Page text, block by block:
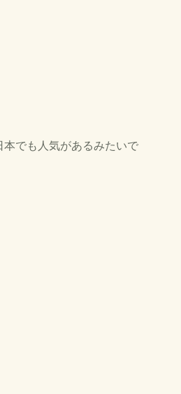
でも人気があるみたいで